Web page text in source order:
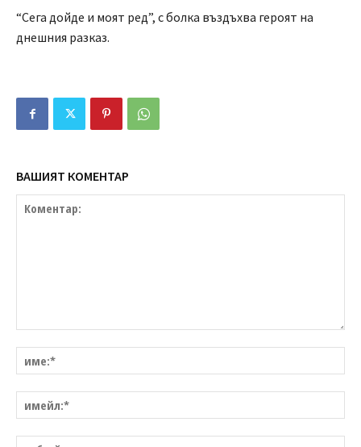
“Сега дойде и моят ред”, с болка въздъхва героят на
днешния разказ.
ВАШИЯТ КОМЕНТАР